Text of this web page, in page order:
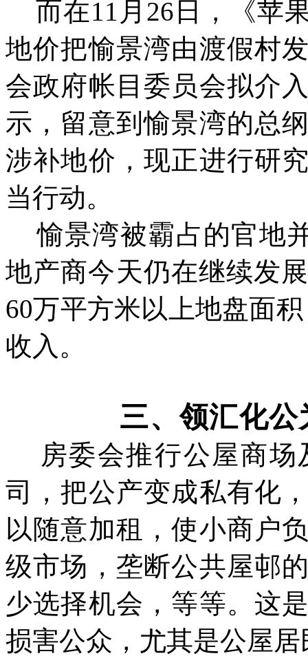
而在11月26日，《苹
地价把愉景湾由渡假村
会政府帐目委员会拟介
示，留意到愉景湾的总
涉补地价，现正进行研
当行动。
愉景湾被霸占的官地
地产商今天仍在继续发
60万平方米以上地盘面
收入。
三、领汇化公
房委会推行公屋商
司，把公产变成私有化
以随意加租，使小商户
级市场，垄断公共屋邨
少选择机会，等等。这
损害公众，尤其是公屋